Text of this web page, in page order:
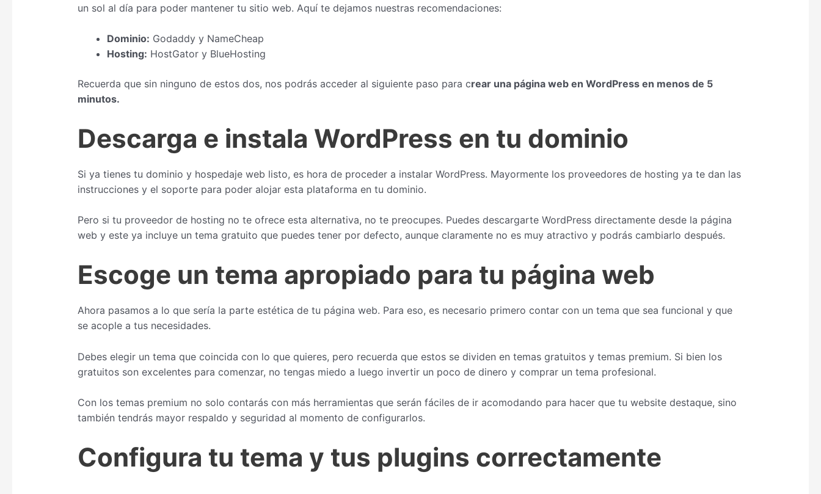
un sol al día para poder mantener tu sitio web. Aquí te dejamos nuestras recomendaciones:
Dominio: Godaddy y NameCheap
Hosting: HostGator y BlueHosting
Recuerda que sin ninguno de estos dos, nos podrás acceder al siguiente paso para crear una página web en WordPress en menos de 5
minutos.
Descarga e instala WordPress en tu dominio
Si ya tienes tu dominio y hospedaje web listo, es hora de proceder a instalar WordPress. Mayormente los proveedores de hosting ya te dan las
instrucciones y el soporte para poder alojar esta plataforma en tu dominio.
Pero si tu proveedor de hosting no te ofrece esta alternativa, no te preocupes. Puedes descargarte WordPress directamente desde la página
web y este ya incluye un tema gratuito que puedes tener por defecto, aunque claramente no es muy atractivo y podrás cambiarlo después.
Escoge un tema apropiado para tu página web
Ahora pasamos a lo que sería la parte estética de tu página web. Para eso, es necesario primero contar con un tema que sea funcional y que
se acople a tus necesidades.
Debes elegir un tema que coincida con lo que quieres, pero recuerda que estos se dividen en temas gratuitos y temas premium. Si bien los
gratuitos son excelentes para comenzar, no tengas miedo a luego invertir un poco de dinero y comprar un tema profesional.
Con los temas premium no solo contarás con más herramientas que serán fáciles de ir acomodando para hacer que tu website destaque, sino
también tendrás mayor respaldo y seguridad al momento de configurarlos.
Configura tu tema y tus plugins correctamente